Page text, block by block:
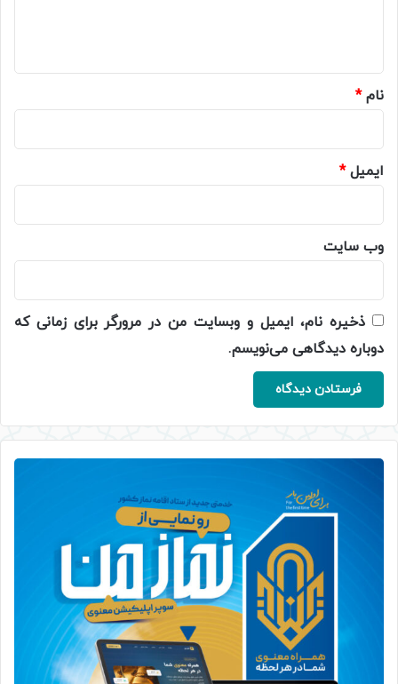
نام*
ایمیل*
وب‌ سایت
ذخیره نام، ایمیل و وبسایت من در مرورگر برای زمانی که
دوباره دیدگاهی می‌نویسم.